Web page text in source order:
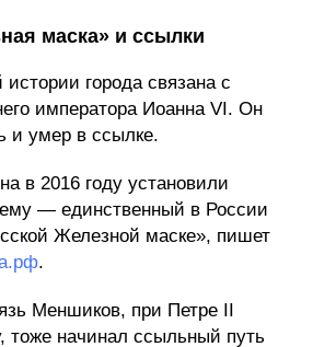
маска» и ссылки
города связана с
императора Иоанна VI. Он
и умер в ссылке.
в 2016 году установили
— единственный в России
Железной маске», пишет
.
Меншиков, при Петре II
тоже начинал ссыльный путь